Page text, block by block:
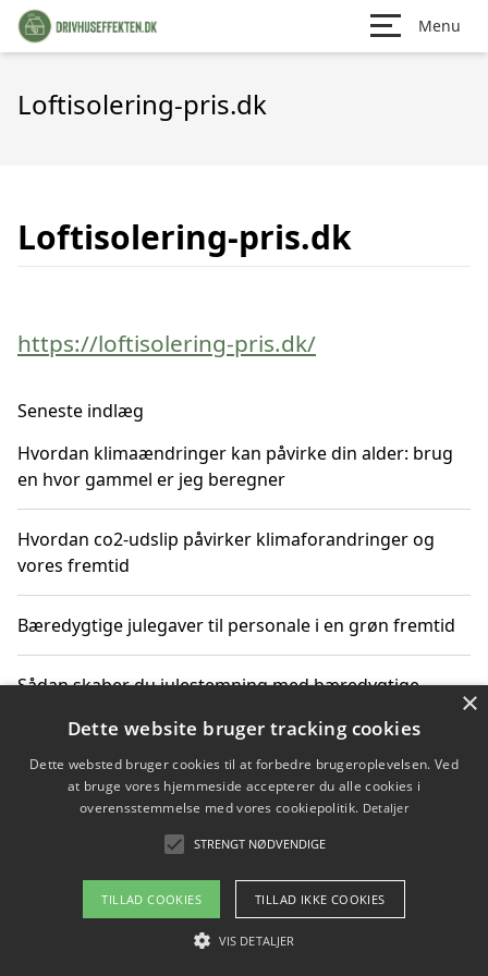
Menu
Loftisolering-pris.dk
Loftisolering-pris.dk
https://loftisolering-pris.dk/
Seneste indlæg
Hvordan klimaændringer kan påvirke din alder: brug
en hvor gammel er jeg beregner
Hvordan co2-udslip påvirker klimaforandringer og
vores fremtid
Bæredygtige julegaver til personale i en grøn fremtid
Sådan skaber du julestemning med bæredygtige
Sådan skaber du et bæredygtigt hjem med familien i
Copyright 2026 - Pilanto Aps
Om / kontakt
×
Dette website bruger tracking cookies
Dette websted bruger cookies til at forbedre brugeroplevelsen. Ved
at bruge vores hjemmeside accepterer du alle cookies i
overensstemmelse med vores cookiepolitik. Detaljer
STRENGT NØDVENDIGE
TILLAD COOKIES TILLAD IKKE COOKIES
VIS DETALJER